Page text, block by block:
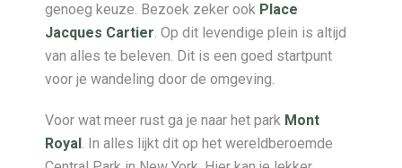
genoeg keuze. Bezoek zeker ook Place
Jacques Cartier. Op dit levendige plein is altijd
van alles te beleven. Dit is een goed startpunt
voor je wandeling door de omgeving.
Voor wat meer rust ga je naar het park Mont
Royal. In alles lijkt dit op het wereldberoemde